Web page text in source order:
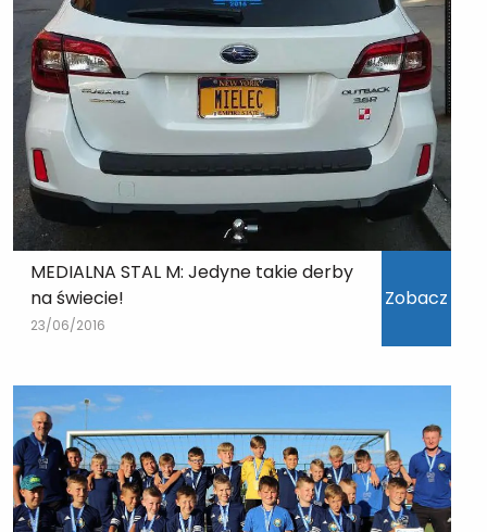
MEDIALNA STAL M: Jedyne takie derby
na świecie!
23/06/2016
Zobacz